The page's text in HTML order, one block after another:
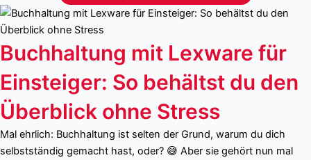
Buchhaltung mit Lexware für
Einsteiger: So behältst du den
Überblick ohne Stress
Mal ehrlich: Buchhaltung ist selten der Grund, warum du dich
selbstständig gemacht hast, oder? 😅 Aber sie gehört nun mal